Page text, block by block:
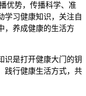
优势，传播科学、准
学习健康知识，关注自
，养成健康的生活方
识是打开健康大门的钥
践行健康生活方式，共